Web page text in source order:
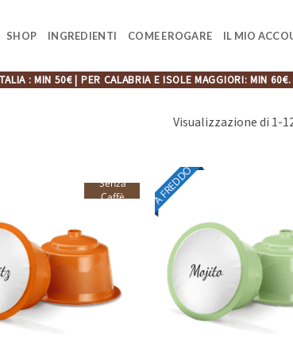
SHOP INGREDIENTI COME EROGARE IL MIO
: MIN 50€ | PER CALABRIA E ISOLE MAGGIORI: MIN
Visualizzazione di 1-
Senza
Caffè
A FREDDO